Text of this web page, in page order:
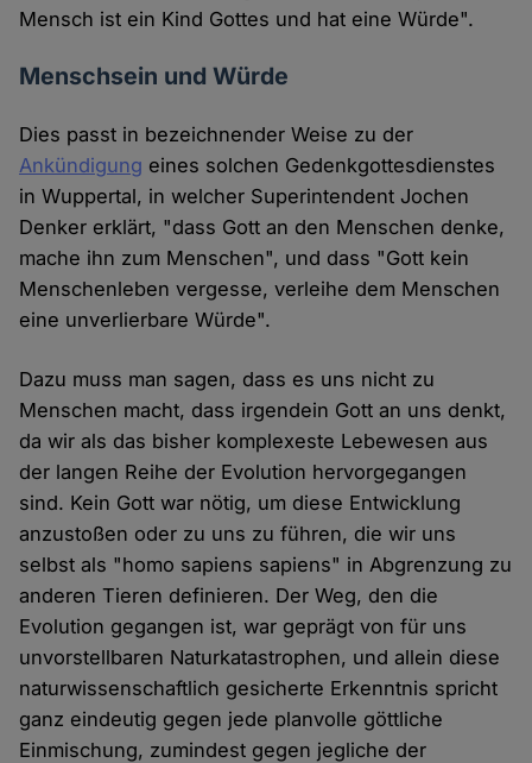
Mensch ist ein Kind Gottes und hat eine Würde".
Menschsein und Würde
Dies passt in bezeichnender Weise zu der
Ankündigung eines solchen Gedenkgottesdienstes
in Wuppertal, in welcher Superintendent Jochen
Denker erklärt, "dass Gott an den Menschen denke,
mache ihn zum Menschen", und dass "Gott kein
Menschenleben vergesse, verleihe dem Menschen
eine unverlierbare Würde".
Dazu muss man sagen, dass es uns nicht zu
Menschen macht, dass irgendein Gott an uns denkt,
da wir als das bisher komplexeste Lebewesen aus
der langen Reihe der Evolution hervorgegangen
sind. Kein Gott war nötig, um diese Entwicklung
anzustoßen oder zu uns zu führen, die wir uns
selbst als "homo sapiens sapiens" in Abgrenzung zu
anderen Tieren definieren. Der Weg, den die
Evolution gegangen ist, war geprägt von für uns
unvorstellbaren Naturkatastrophen, und allein diese
naturwissenschaftlich gesicherte Erkenntnis spricht
ganz eindeutig gegen jede planvolle göttliche
Einmischung, zumindest gegen jegliche der